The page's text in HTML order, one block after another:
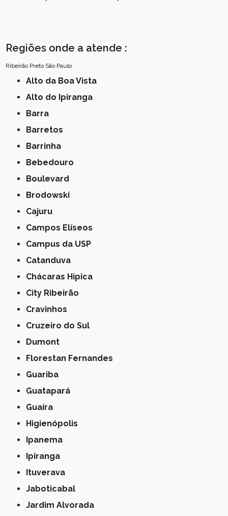
Regiões onde a atende :
Ribeirão Preto São Paulo
Alto da Boa Vista
Alto do Ipiranga
Barra
Barretos
Barrinha
Bebedouro
Boulevard
Brodowski
Cajuru
Campos Elíseos
Campus da USP
Catanduva
Chácaras Hípica
City Ribeirão
Cravinhos
Cruzeiro do Sul
Dumont
Florestan Fernandes
Guariba
Guatapará
Guaíra
Higienópolis
Ipanema
Ipiranga
Ituverava
Jaboticabal
Jardim Alvorada